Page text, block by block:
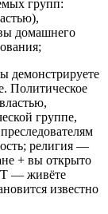
групп:
домашнего
демонстрируете
Политическое
группе,
религия —
+ вы открыто
— живёте
известно